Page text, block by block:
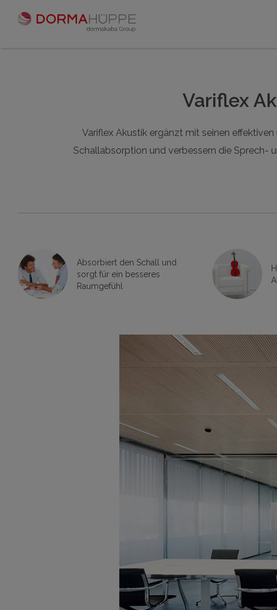
Variflex
Variflex Akustik ergänzt mit seinen
Schallabsorption und verbessern die Sprech-
Absorbiert den Schall und
sorgt für ein besseres
Raumgefühl